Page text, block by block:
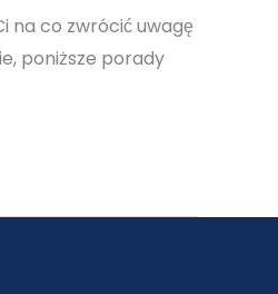
na co zwrócić uwagę
poniższe porady